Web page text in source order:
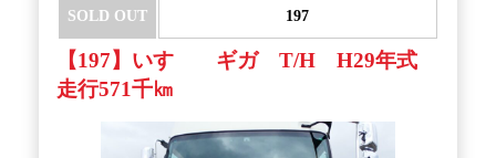
SOLD OUT 197
【197】いすゞ ギガ T/H H29年式
走行571千㎞